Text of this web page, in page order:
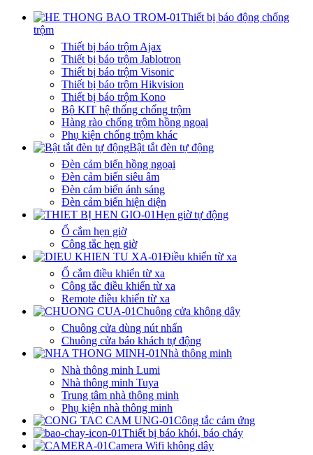
Thiết bị báo động chống
trộm
Thiết bị báo trộm Ajax
Thiết bị báo trộm Jablotron
Thiết bị báo trộm Visonic
Thiết bị báo trộm Hikvision
Thiết bị báo trộm Kono
Bộ KIT hệ thống chống trộm
Hàng rào chống trộm hồng ngoại
Phụ kiện chống trộm khác
Bật tắt đèn tự động
Đèn cảm biến hồng ngoại
Đèn cảm biến siêu âm
Đèn cảm biến ánh sáng
Đèn cảm biến hiện diện
Hẹn giờ tự động
Ổ cắm hẹn giờ
Công tắc hẹn giờ
Điều khiển từ xa
Ổ cắm điều khiển từ xa
Công tắc điều khiển từ xa
Remote điều khiển từ xa
Chuông cửa không dây
Chuông cửa dùng nút nhấn
Chuông cửa báo khách tự động
Nhà thông minh
Nhà thông minh Lumi
Nhà thông minh Tuya
Trung tâm nhà thông minh
Phụ kiện nhà thông minh
Công tắc cảm ứng
Thiết bị báo khói, báo cháy
Camera Wifi không dây